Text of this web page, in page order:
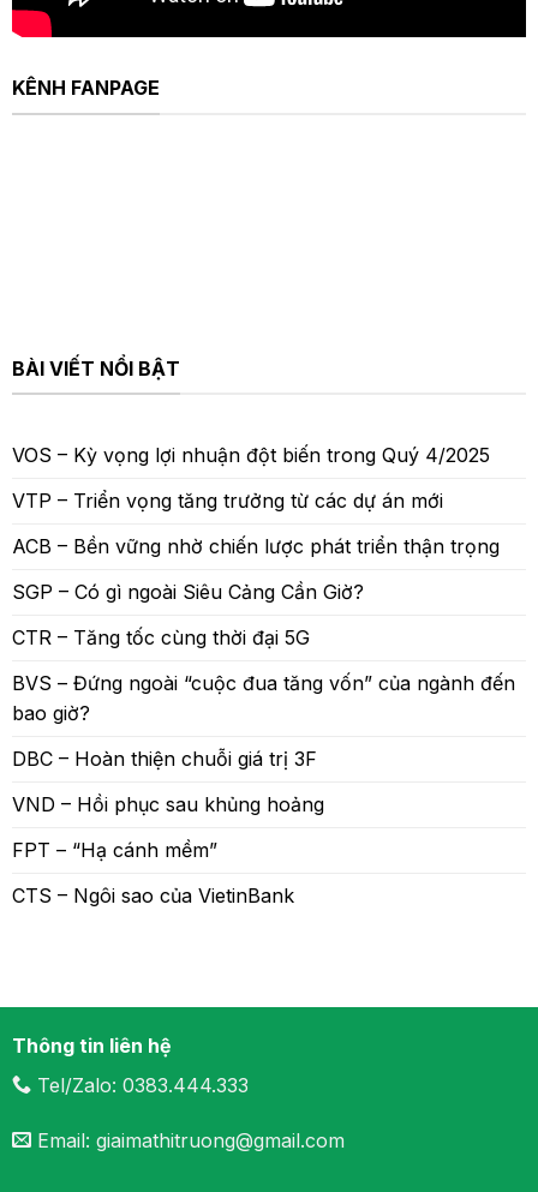
KÊNH FANPAGE
BÀI VIẾT NỔI BẬT
VOS – Kỳ vọng lợi nhuận đột biến trong Quý 4/2025
VTP – Triển vọng tăng trưởng từ các dự án mới
ACB – Bền vững nhờ chiến lược phát triển thận trọng
SGP – Có gì ngoài Siêu Cảng Cần Giờ?
CTR – Tăng tốc cùng thời đại 5G
BVS – Đứng ngoài “cuộc đua tăng vốn” của ngành đến
bao giờ?
DBC – Hoàn thiện chuỗi giá trị 3F
VND – Hồi phục sau khủng hoảng
FPT – “Hạ cánh mềm”
CTS – Ngôi sao của VietinBank
Thông tin liên hệ
Tel/Zalo: 0383.444.333
Email: giaimathitruong@gmail.com